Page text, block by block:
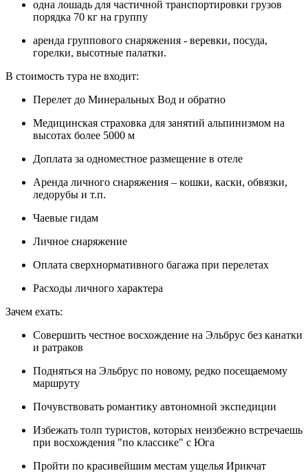
одна лошадь для частичной транспортировки грузов
порядка 70 кг на группу
аренда группового снаряжения - веревки, посуда,
горелки, высотные палатки.
В стоимость тура не входит:
Перелет до Минеральных Вод и обратно
Медицинская страховка для занятий альпинизмом на
высотах более 5000 м
Доплата за одноместное размещение в отеле
Аренда личного снаряжения – кошки, каски, обвязки,
ледорубы и т.п.
Чаевые гидам
Личное снаряжение
Оплата сверхнормативного багажа при перелетах
Расходы личного характера
Зачем ехать:
Совершить честное восхождение на Эльбрус без канатки
и ратраков
Подняться на Эльбрус по новому, редко посещаемому
маршруту
Почувствовать романтику автономной экспедиции
Избежать толп туристов, которых неизбежно встречаешь
при восхождения "по классике" с Юга
Пройти по красивейшим местам ущелья Ирикчат